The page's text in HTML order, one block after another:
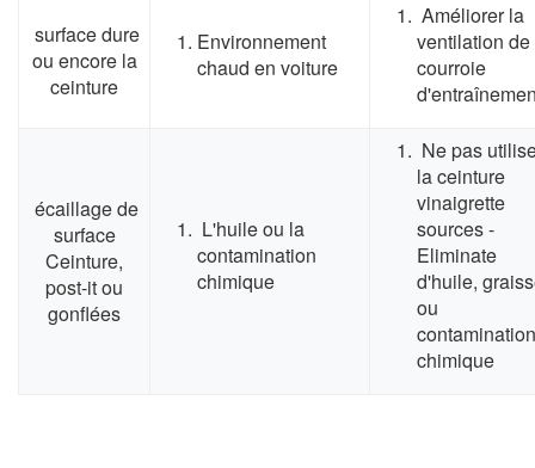
surface dure
ou encore la
ceinture
Environnement
chaud en voiture
Améliorer la
ventilation
courroie
écaillage de
surface
Ceinture,
post-it ou
gonflées
L'huile ou la
contamination
chimique
Ne pas
la ceinture
vinaigrette
sources -
Eliminate
d'huile,
ou
contamination
chimique